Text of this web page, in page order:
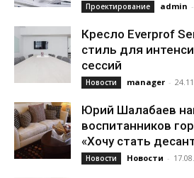
Проектирование admin -
Кресло Everprof
стиль для
сессий
Новости manager -
Юрий Шалабаев
воспитанников
«Хочу стать
Новости Новости -